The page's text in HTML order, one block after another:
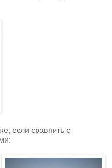
если сравнить с